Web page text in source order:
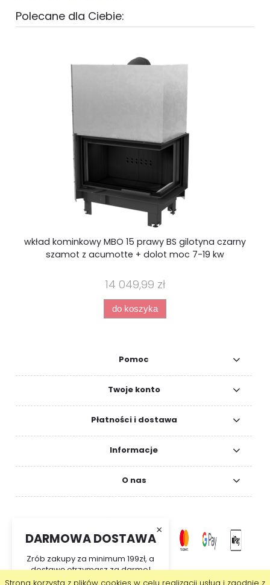
Polecane dla Ciebie:
wkład kominkowy MBO 15 prawy BS gilotyna czarny
szamot z acumotte + dolot moc 7-19 kw
14 049,99 zł
do koszyka
×
DARMOWA DOSTAWA
Zrób zakupy za minimum 199zł, a
dostawę otrzymasz za darmo!
Pomoc
Twoje konto
Płatności i dostawa
Informacje
O nas